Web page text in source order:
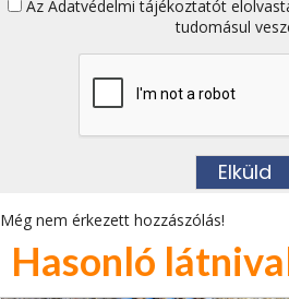
Az Adatvédelmi tájékoztatót
tudomásul
Még nem érkezett hozzászólás!
Hasonló